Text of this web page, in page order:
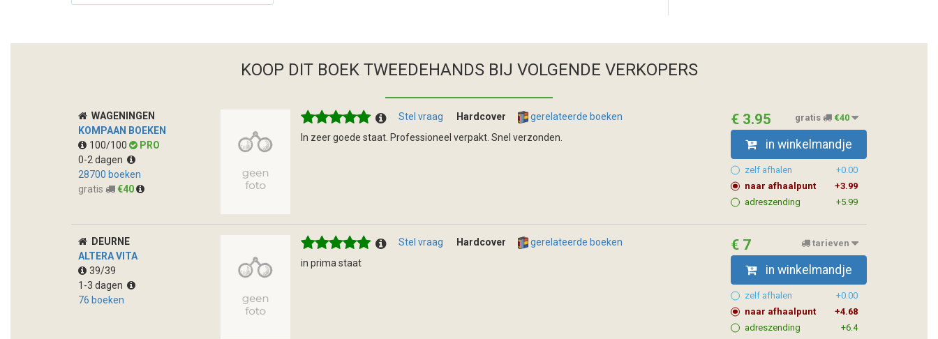
KOOP DIT BOEK TWEEDEHANDS BIJ VOLGENDE VERKOPERS
WAGENINGEN
KOMPAAN BOEKEN
100/100
PRO
0-2 dagen
28700 boeken
gratis
€40
Stel vraag Hardcover
gerelateerde boeken
In zeer goede staat. Professioneel verpakt. Snel verzonden.
€ 3.95 gratis €40
in winkelmandje
zelf afhalen
+0.00
naar afhaalpunt
+3.99
adreszending
+5.99
DEURNE
ALTERA VITA
39/39
1-3 dagen
76 boeken
Stel vraag Hardcover
gerelateerde boeken
in prima staat
€ 7 tarieven
in winkelmandje
zelf afhalen
+0.00
naar afhaalpunt
+4.68
adreszending
+6.4